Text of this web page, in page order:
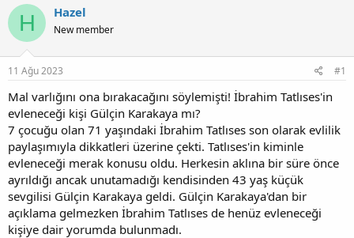
n
b
u
u
b
a
ş
l
a
t
a
n
ş
a
ç
t
a
r
i
h
i
H Hazel
New member
11 Ağu 2023 #1
Mal varlığını ona bırakacağını söylemişti! İbrahim Tatlıses'in
evleneceği kişi Gülçin Karakaya mı?
7 çocuğu olan 71 yaşındaki İbrahim Tatlıses son olarak evlilik
paylaşımıyla dikkatleri üzerine çekti. Tatlıses'in kiminle
evleneceği merak konusu oldu. Herkesin aklına bir süre önce
ayrıldığı ancak unutamadığı kendisinden 43 yaş küçük
sevgilisi Gülçin Karakaya geldi. Gülçin Karakaya'dan bir
açıklama gelmezken İbrahim Tatlıses de henüz evleneceği
kişiye dair yorumda bulunmadı.